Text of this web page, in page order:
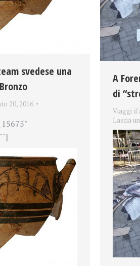
svedese una
20, 2016
A
di
Viaggi
Lascia